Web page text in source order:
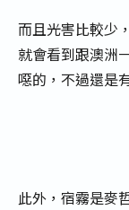
而且光害比較少
就會看到跟澳洲
噁的，不過還是
此外，宿霧是麥